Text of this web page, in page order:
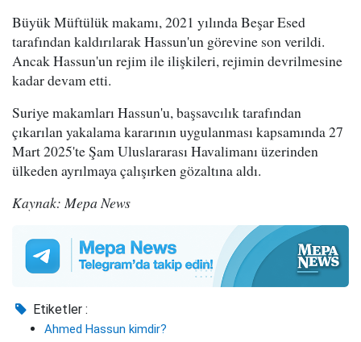
Büyük Müftülük makamı, 2021 yılında Beşar Esed
tarafından kaldırılarak Hassun'un görevine son verildi.
Ancak Hassun'un rejim ile ilişkileri, rejimin devrilmesine
kadar devam etti.
Suriye makamları Hassun'u, başsavcılık tarafından
çıkarılan yakalama kararının uygulanması kapsamında 27
Mart 2025'te Şam Uluslararası Havalimanı üzerinden
ülkeden ayrılmaya çalışırken gözaltına aldı.
Kaynak: Mepa News
Etiketler :
Ahmed Hassun kimdir?